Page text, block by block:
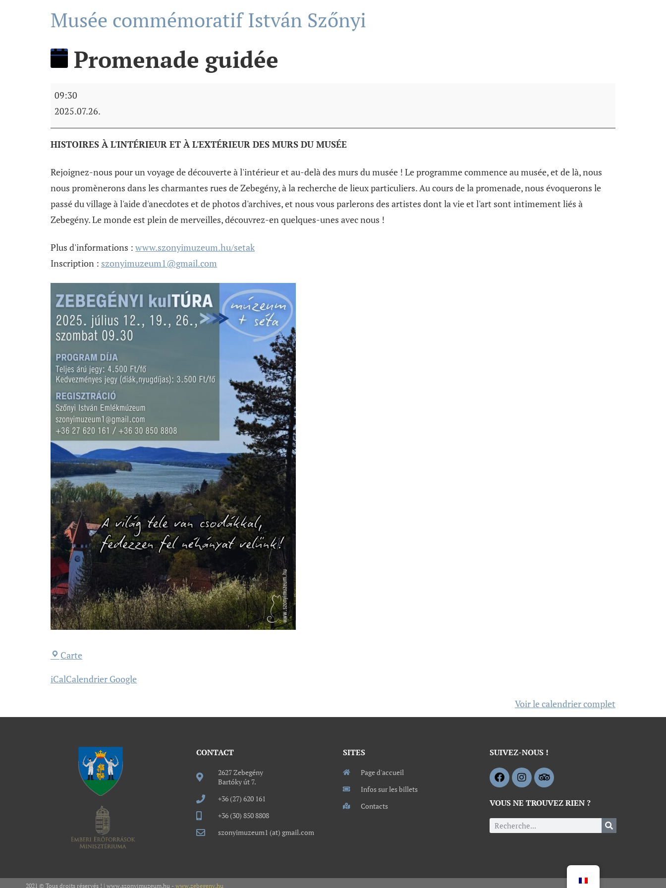
Musée commémoratif István Szőnyi
Promenade guidée
09:30
2025.07.26.
HISTOIRES À L'INTÉRIEUR ET À L'EXTÉRIEUR DES MURS DU MUSÉE
Rejoignez-nous pour un voyage de découverte à l'intérieur et au-delà des murs du musée ! Le programme commence au musée, et de là, nous
nous promènerons dans les charmantes rues de Zebegény, à la recherche de lieux particuliers. Au cours de la promenade, nous évoquerons le
passé du village à l'aide d'anecdotes et de photos d'archives, et nous vous parlerons des artistes dont la vie et l'art sont intimement liés à
Zebegény. Le monde est plein de merveilles, découvrez-en quelques-unes avec nous !
Plus d'informations : www.szonyimuzeum.hu/setak
Inscription : szonyimuzeum1@gmail.com
Carte
iCalCalendrier Google
Voir le calendrier complet
CONTACT
2627 Zebegény
Bartóky út 7.
+36 (27) 620 161
+36 (30) 850 8808
szonyimuzeum1 (at) gmail.com
SITES
Page d'accueil
Infos sur les billets
Contacts
SUIVEZ-NOUS !
VOUS NE TROUVEZ RIEN ?
2021 © Tous droits réservés ! | www.szonyimuzeum.hu - www.zebegeny.hu